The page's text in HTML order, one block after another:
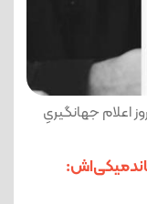
اعلام جهانگیریِ